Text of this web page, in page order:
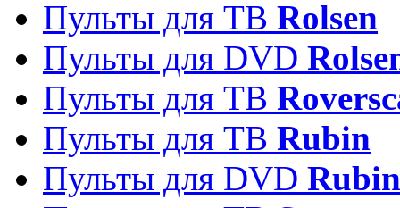
Пульты для ТВ Rolsen
Пульты для DVD
Пульты для ТВ
Пульты для ТВ Rubin
Пульты для DVD Rubin